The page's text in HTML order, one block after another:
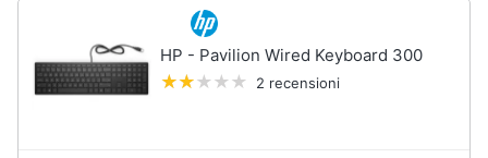
Salute
HP - Pavilion Wired Keyboard 300
2 recensioni